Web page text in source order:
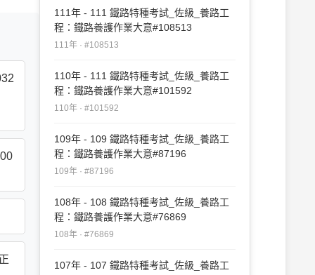
111年 - 111 鐵路特種考試_佐級_養路工
程：鐵路養護作業大意#108513
111年 · #108513
110年 - 111 鐵路特種考試_佐級_養路工
程：鐵路養護作業大意#101592
110年 · #101592
109年 - 109 鐵路特種考試_佐級_養路工
程：鐵路養護作業大意#87196
109年 · #87196
108年 - 108 鐵路特種考試_佐級_養路工
程：鐵路養護作業大意#76869
108年 · #76869
107年 - 107 鐵路特種考試_佐級_養路工